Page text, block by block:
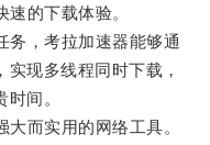
的下载体验。
，考拉加速器能够通
现多线程同时下载，
间。
而实用的网络工具。